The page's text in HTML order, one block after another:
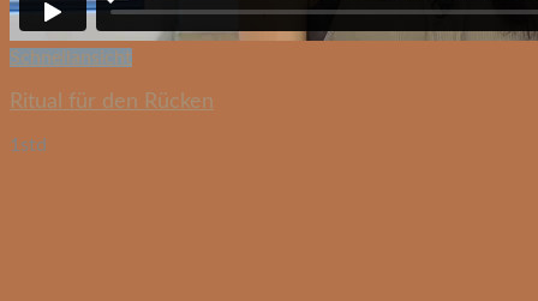
Schnellansicht
Ritual für den Rücken
1std